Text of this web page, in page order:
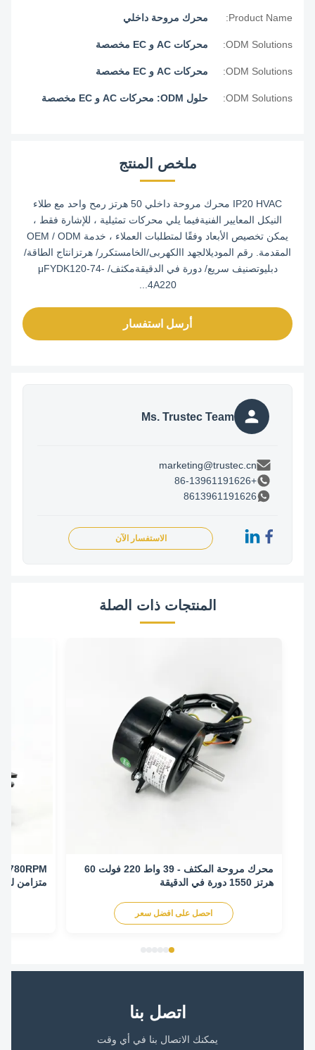
Product Name: محرك مروحة داخلي
ODM Solutions: محركات AC و EC مخصصة
ODM Solutions: محركات AC و EC مخصصة
ODM Solutions: حلول ODM: محركات AC و EC مخصصة
ملخص المنتج
IP20 HVAC محرك مروحة داخلي 50 هرتز رمح واحد مع طلاء
النيكل المعايير الفنيةفيما يلي محركات تمثيلية ، للإشارة فقط ،
يمكن تخصيص الأبعاد وفقًا لمتطلبات العملاء ، خدمة OEM / ODM
المقدمة. رقم الموديلالجهد االكهربى/الخامستكرر/ هرتزانتاج الطاقة/
دبليوتصنيف سريع/ دورة في الدقيقةمكثف/ μFYDK120-74-
4A220...
أرسل استفسار
Ms. Trustec Team
marketing@trustec.cn
8613961191626
الاستفسار الآن
المنتجات ذات الصلة
محرك مروحة المكثف - 39 واط 220 فولت 60
احصل على افضل سعر
متزامن لتكييف
اتصل بنا
يمكنك الاتصال بنا في أي وقت